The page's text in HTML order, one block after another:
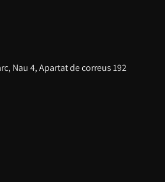
Nau 4, Apartat de correus 192